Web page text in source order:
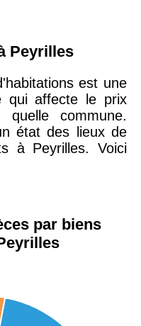
11 085 €
2 013 €
12 687 €
Peyrilles
est une
qui affecte le prix
quelle commune.
état des lieux de
à Peyrilles. Voici
par biens